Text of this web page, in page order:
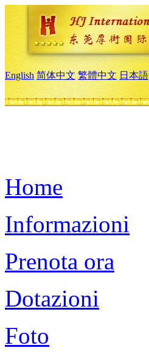
English 简体中文 繁體中文 日本語
Home
Informazioni
Prenota ora
Dotazioni
Foto